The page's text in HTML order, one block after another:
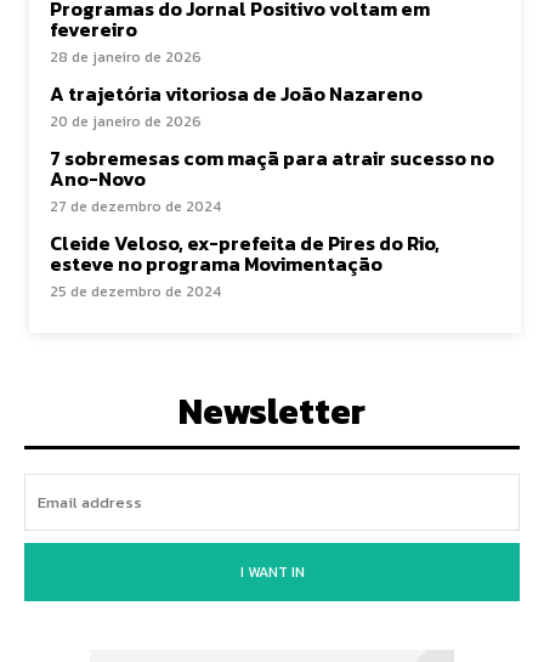
Programas do Jornal Positivo voltam em
fevereiro
28 de janeiro de 2026
A trajetória vitoriosa de João Nazareno
20 de janeiro de 2026
7 sobremesas com maçã para atrair sucesso no
Ano-Novo
27 de dezembro de 2024
Cleide Veloso, ex-prefeita de Pires do Rio,
esteve no programa Movimentação
25 de dezembro de 2024
Newsletter
I WANT IN